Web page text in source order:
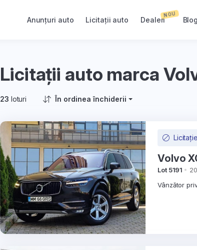
Anunțuri auto Licitații auto Dealeri
NOU
Blog
Licitații auto marca
23 loturi În ordinea închiderii
Volvo
Lot 5191
Vânzător